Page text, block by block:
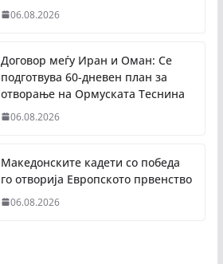
06.08.2026
Договор меѓу Иран и Оман: Се
подготвува 60-дневен план за
отворање на Ормуската Теснина
06.08.2026
Македонските кадети со победа
го отворија Европското првенство
06.08.2026